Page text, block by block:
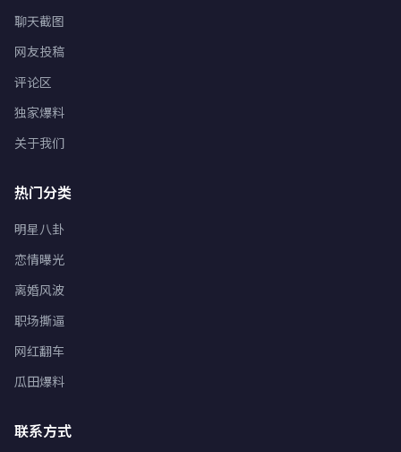
聊天截图
网友投稿
评论区
独家爆料
关于我们
热门分类
明星八卦
恋情曝光
离婚风波
职场撕逼
网红翻车
瓜田爆料
联系方式